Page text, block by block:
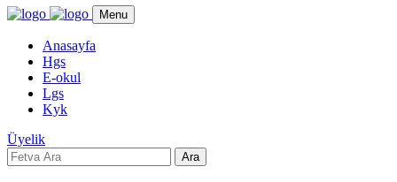
Menu
Anasayfa
Hgs
E-okul
Lgs
Kyk
Üyelik
Ara